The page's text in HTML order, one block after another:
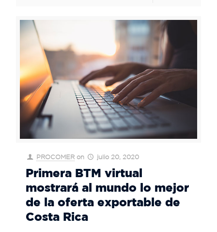
PROCOMER on julio 20, 2020
Primera BTM virtual
mostrará al mundo lo mejor
de la oferta exportable de
Costa Rica